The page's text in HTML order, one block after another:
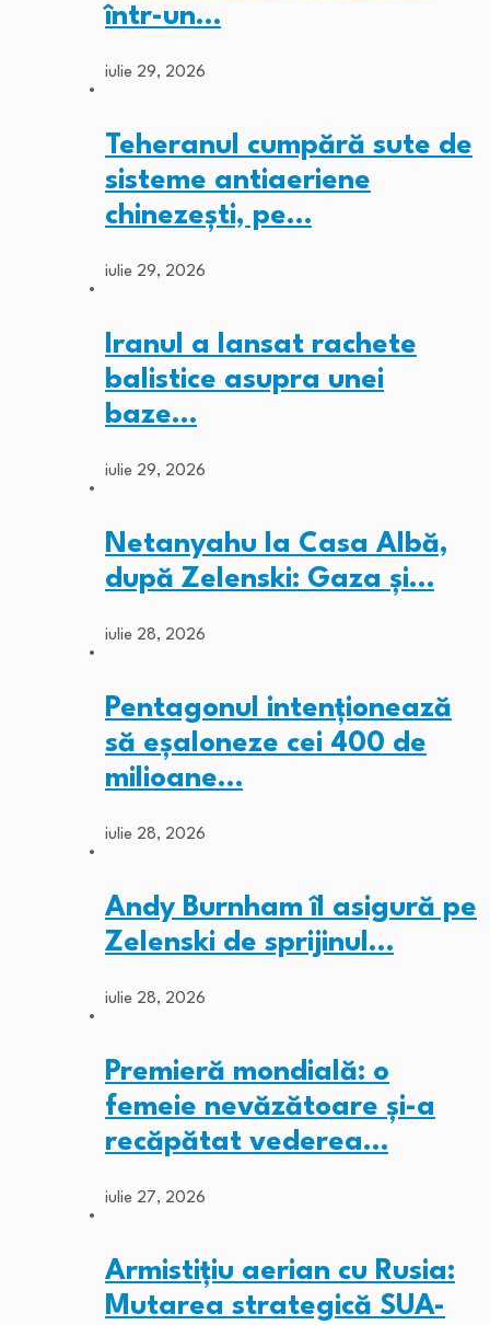
într-un…
iulie 29, 2026
Teheranul cumpără sute de
sisteme antiaeriene
chinezești, pe…
iulie 29, 2026
Iranul a lansat rachete
balistice asupra unei
baze…
iulie 29, 2026
Netanyahu la Casa Albă,
după Zelenski: Gaza și…
iulie 28, 2026
Pentagonul intenționează
să eșaloneze cei 400 de
milioane…
iulie 28, 2026
Andy Burnham îl asigură pe
Zelenski de sprijinul…
iulie 28, 2026
Premieră mondială: o
femeie nevăzătoare și-a
recăpătat vederea…
iulie 27, 2026
Armistițiu aerian cu Rusia:
Mutarea strategică SUA-